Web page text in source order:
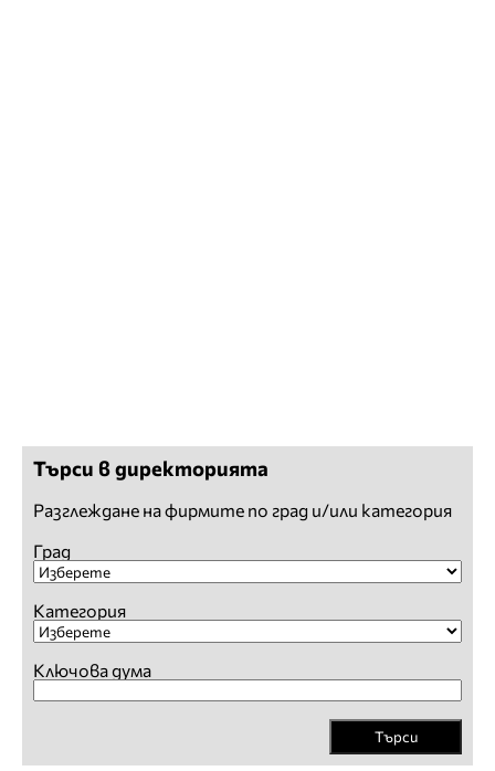
Търси в директорията
Разглеждане на фирмите по град и/или категория
Град
Категория
Ключова дума
Търси